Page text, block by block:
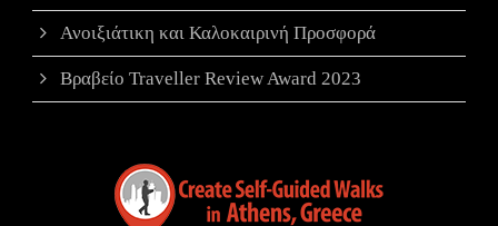
Ανοιξιάτικη και Καλοκαιρινή Προσφορά
Βραβείο Traveller Review Award 2023